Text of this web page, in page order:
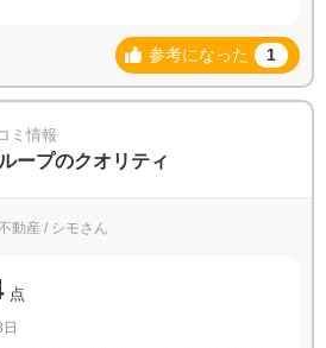
参考になった 1
ミ情報
ープのクオリティ
動産 / シモさん
点